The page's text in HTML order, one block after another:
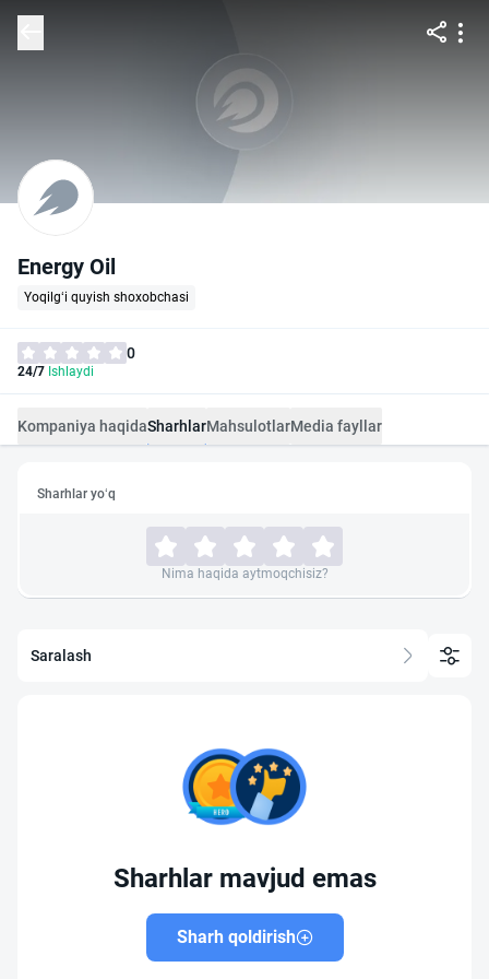
Energy Oil
Yoqilg‘i quyish shoxobchasi
0
24/7 Ishlaydi
Kompaniya haqidaSharhlarMahsulotlarMedia fayllar
Sharhlar yo‘q
Nima haqida aytmoqchisiz?
Saralash
Sharhlar mavjud emas
Sharh qoldirish